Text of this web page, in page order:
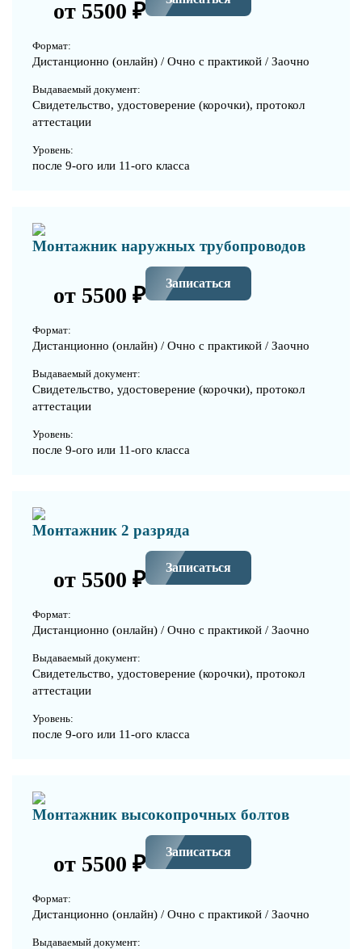
от 5500 ₽
Формат:
Дистанционно (онлайн) / Очно с практикой / Заочно
Выдаваемый документ:
Свидетельство, удостоверение (корочки), протокол
аттестации
Уровень:
после 9-ого или 11-ого класса
Монтажник наружных трубопроводов
от 5500 ₽ Записаться
Формат:
Дистанционно (онлайн) / Очно с практикой / Заочно
Выдаваемый документ:
Свидетельство, удостоверение (корочки), протокол
аттестации
Уровень:
после 9-ого или 11-ого класса
Монтажник 2 разряда
от 5500 ₽ Записаться
Формат:
Дистанционно (онлайн) / Очно с практикой / Заочно
Выдаваемый документ:
Свидетельство, удостоверение (корочки), протокол
аттестации
Уровень:
после 9-ого или 11-ого класса
Монтажник высокопрочных болтов
от 5500 ₽ Записаться
Формат:
Дистанционно (онлайн) / Очно с практикой / Заочно
Выдаваемый документ: